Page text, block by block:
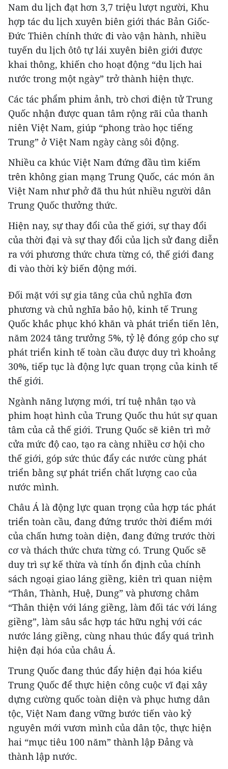
Nam du lịch đạt hơn 3,7 triệu lượt người, Khu
hợp tác du lịch xuyên biên giới thác Bản Giốc-
Đức Thiên chính thức đi vào vận hành, nhiều
tuyến du lịch ôtô tự lái xuyên biên giới được
khai thông, khiến cho hoạt động “du lịch hai
nước trong một ngày” trở thành hiện thực.
Các tác phẩm phim ảnh, trò chơi điện tử Trung
Quốc nhận được quan tâm rộng rãi của thanh
niên Việt Nam, giúp “phong trào học tiếng
Trung” ở Việt Nam ngày càng sôi động.
Nhiều ca khúc Việt Nam đứng đầu tìm kiếm
trên không gian mạng Trung Quốc, các món ăn
Việt Nam như phở đã thu hút nhiều người dân
Trung Quốc thưởng thức.
Hiện nay, sự thay đổi của thế giới, sự thay đổi
của thời đại và sự thay đổi của lịch sử đang diễn
ra với phương thức chưa từng có, thế giới đang
đi vào thời kỳ biến động mới.
Đối mặt với sự gia tăng của chủ nghĩa đơn
phương và chủ nghĩa bảo hộ, kinh tế Trung
Quốc khắc phục khó khăn và phát triển tiến lên,
năm 2024 tăng trưởng 5%, tỷ lệ đóng góp cho sự
phát triển kinh tế toàn cầu được duy trì khoảng
30%, tiếp tục là động lực quan trọng của kinh tế
thế giới.
Ngành năng lượng mới, trí tuệ nhân tạo và
phim hoạt hình của Trung Quốc thu hút sự quan
tâm của cả thế giới. Trung Quốc sẽ kiên trì mở
cửa mức độ cao, tạo ra càng nhiều cơ hội cho
thế giới, góp sức thúc đẩy các nước cùng phát
triển bằng sự phát triển chất lượng cao của
nước mình.
Châu Á là động lực quan trọng của hợp tác phát
triển toàn cầu, đang đứng trước thời điểm mới
của chấn hưng toàn diện, đang đứng trước thời
cơ và thách thức chưa từng có. Trung Quốc sẽ
duy trì sự kế thừa và tính ổn định của chính
sách ngoại giao láng giềng, kiên trì quan niệm
“Thân, Thành, Huệ, Dung” và phương châm
“Thân thiện với láng giềng, làm đối tác với láng
giềng”, làm sâu sắc hợp tác hữu nghị với các
nước láng giềng, cùng nhau thúc đẩy quá trình
hiện đại hóa của châu Á.
Trung Quốc đang thúc đẩy hiện đại hóa kiểu
Trung Quốc để thực hiện công cuộc vĩ đại xây
dựng cường quốc toàn diện và phục hưng dân
tộc, Việt Nam đang vững bước tiến vào kỷ
nguyên mới vươn mình của dân tộc, thực hiện
hai “mục tiêu 100 năm” thành lập Đảng và
thành lập nước.